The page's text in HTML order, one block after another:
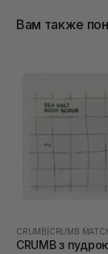
Вам также
CRUMB CRUMB
CRUMB з